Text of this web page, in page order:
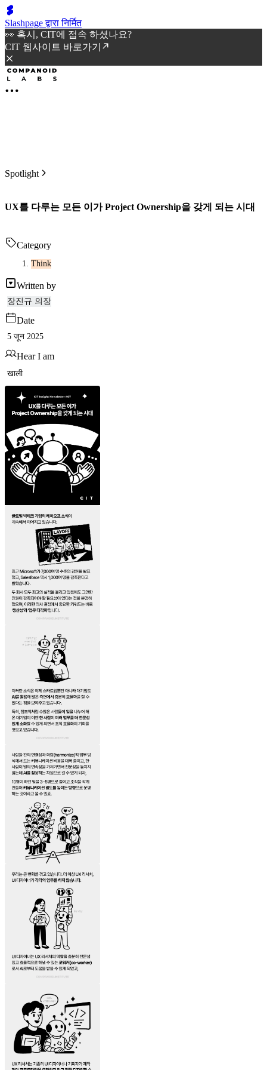
Slashpage द्वारा निर्मित
👀 혹시, CIT에 접속 하셨나요?
CIT 웹사이트 바로가기
Spotlight
UX를 다루는 모든 이가 Project Ownership을 갖게 되는 시대
Category
Think
Written by
장진규 의장
Date
5 जून 2025
Hear I am
खाली